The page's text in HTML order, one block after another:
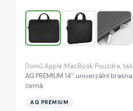
-
černá
Domů/Apple/MacBook/Pouzdra,
AG PREMIUM 14'' univerzální
černá
AG PREMIUM